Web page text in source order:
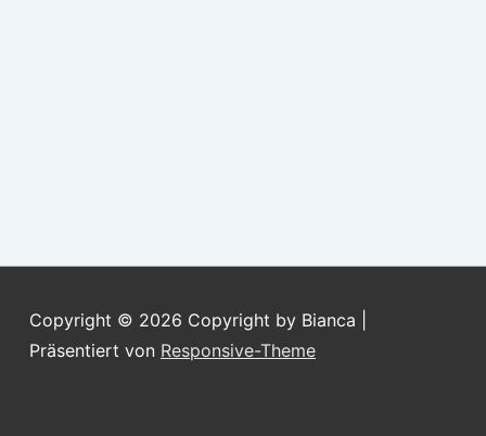
Copyright © 2026 Copyright by Bianca
Präsentiert von Responsive-Theme